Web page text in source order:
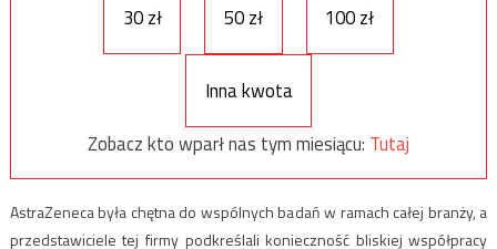
30 zł 50 zł 100 zł
Inna kwota
Zobacz kto wparł nas tym miesiącu: Tutaj
AstraZeneca była chętna do wspólnych badań w ramach całej branży, a
przedstawiciele tej firmy podkreślali konieczność bliskiej współpracy